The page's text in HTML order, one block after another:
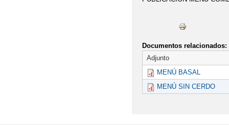
Documentos relacionados:
Adjunto
MENÚ BASAL
MENÚ SIN CERDO